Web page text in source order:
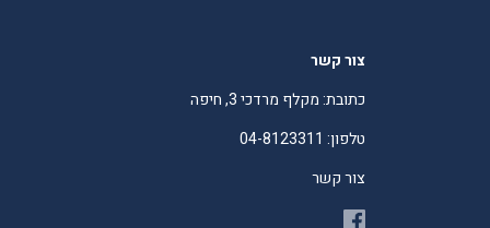
צור קשר
כתובת: מקלף מרדכי 3, חיפה
טלפון: 04-8123311
צור קשר